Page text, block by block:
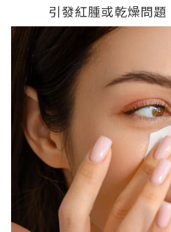
引發紅腫或乾燥問題